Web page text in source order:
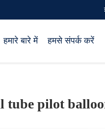
हमारे बारे में हमसे संपर्क करें
tube pilot